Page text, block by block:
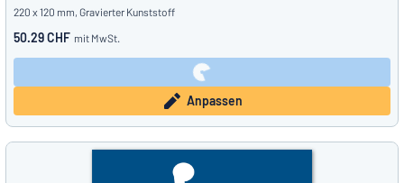
220 x 120 mm, Gravierter Kunststoff
50.29 CHF mit MwSt.
Anpassen